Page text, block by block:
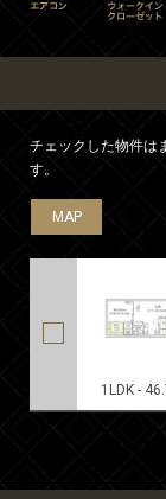
チェックした物件は
す。
MAP
1LDK -